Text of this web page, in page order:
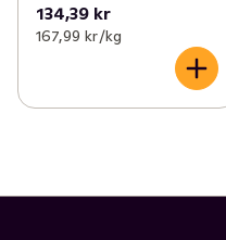
134,39 kr
167,99 kr /kg